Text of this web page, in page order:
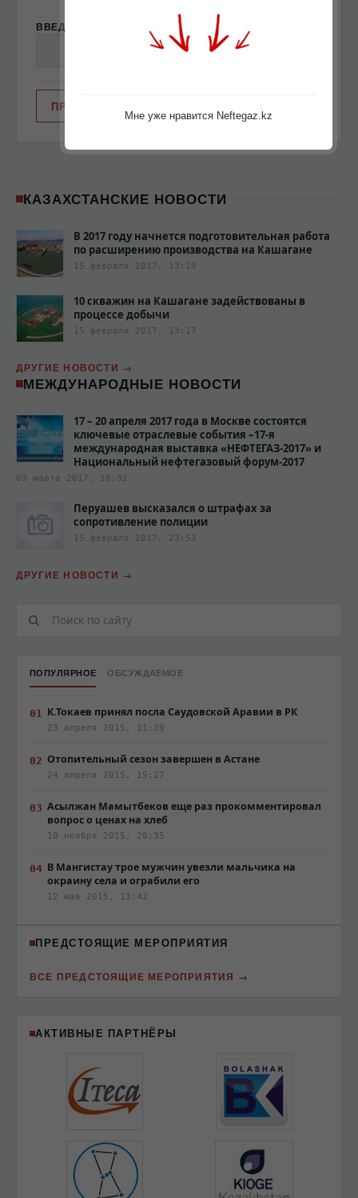
ВВЕДИТЕ СУММУ 4 + 3
КАЗАХСТАНСКИЕ НОВОСТИ
В 2017 году начнется подготовительная работа
по расширению производства на Кашагане
15 февраля 2017, 13:19
10 скважин на Кашагане задействованы в
процессе добычи
15 февраля 2017, 13:17
ДРУГИЕ НОВОСТИ
МЕЖДУНАРОДНЫЕ НОВОСТИ
17 – 20 апреля 2017 года в Москве состоятся
ключевые отраслевые события –17-я
международная выставка «НЕФТЕГАЗ-2017» и
Национальный нефтегазовый форум-2017
03 марта 2017, 18:32
Перуашев высказался о штрафах за
сопротивление полиции‍
15 февраля 2017, 23:53
ДРУГИЕ НОВОСТИ
ПОПУЛЯРНОЕ ОБСУЖДАЕМОЕ
К.Токаев принял посла Саудовской Аравии в РК
23 апреля 2015, 11:39
Отопительный сезон завершен в Астане
24 апреля 2015, 15:27
Асылжан Мамытбеков еще раз прокомментировал
вопрос о ценах на хлеб
10 ноября 2015, 20:35
В Мангистау трое мужчин увезли мальчика на
окраину села и ограбили его
12 мая 2015, 13:42
ПРЕДСТОЯЩИЕ МЕРОПРИЯТИЯ
ВСЕ ПРЕДСТОЯЩИЕ МЕРОПРИЯТИЯ
АКТИВНЫЕ ПАРТНЁРЫ
Мне уже нравится Neftegaz.kz